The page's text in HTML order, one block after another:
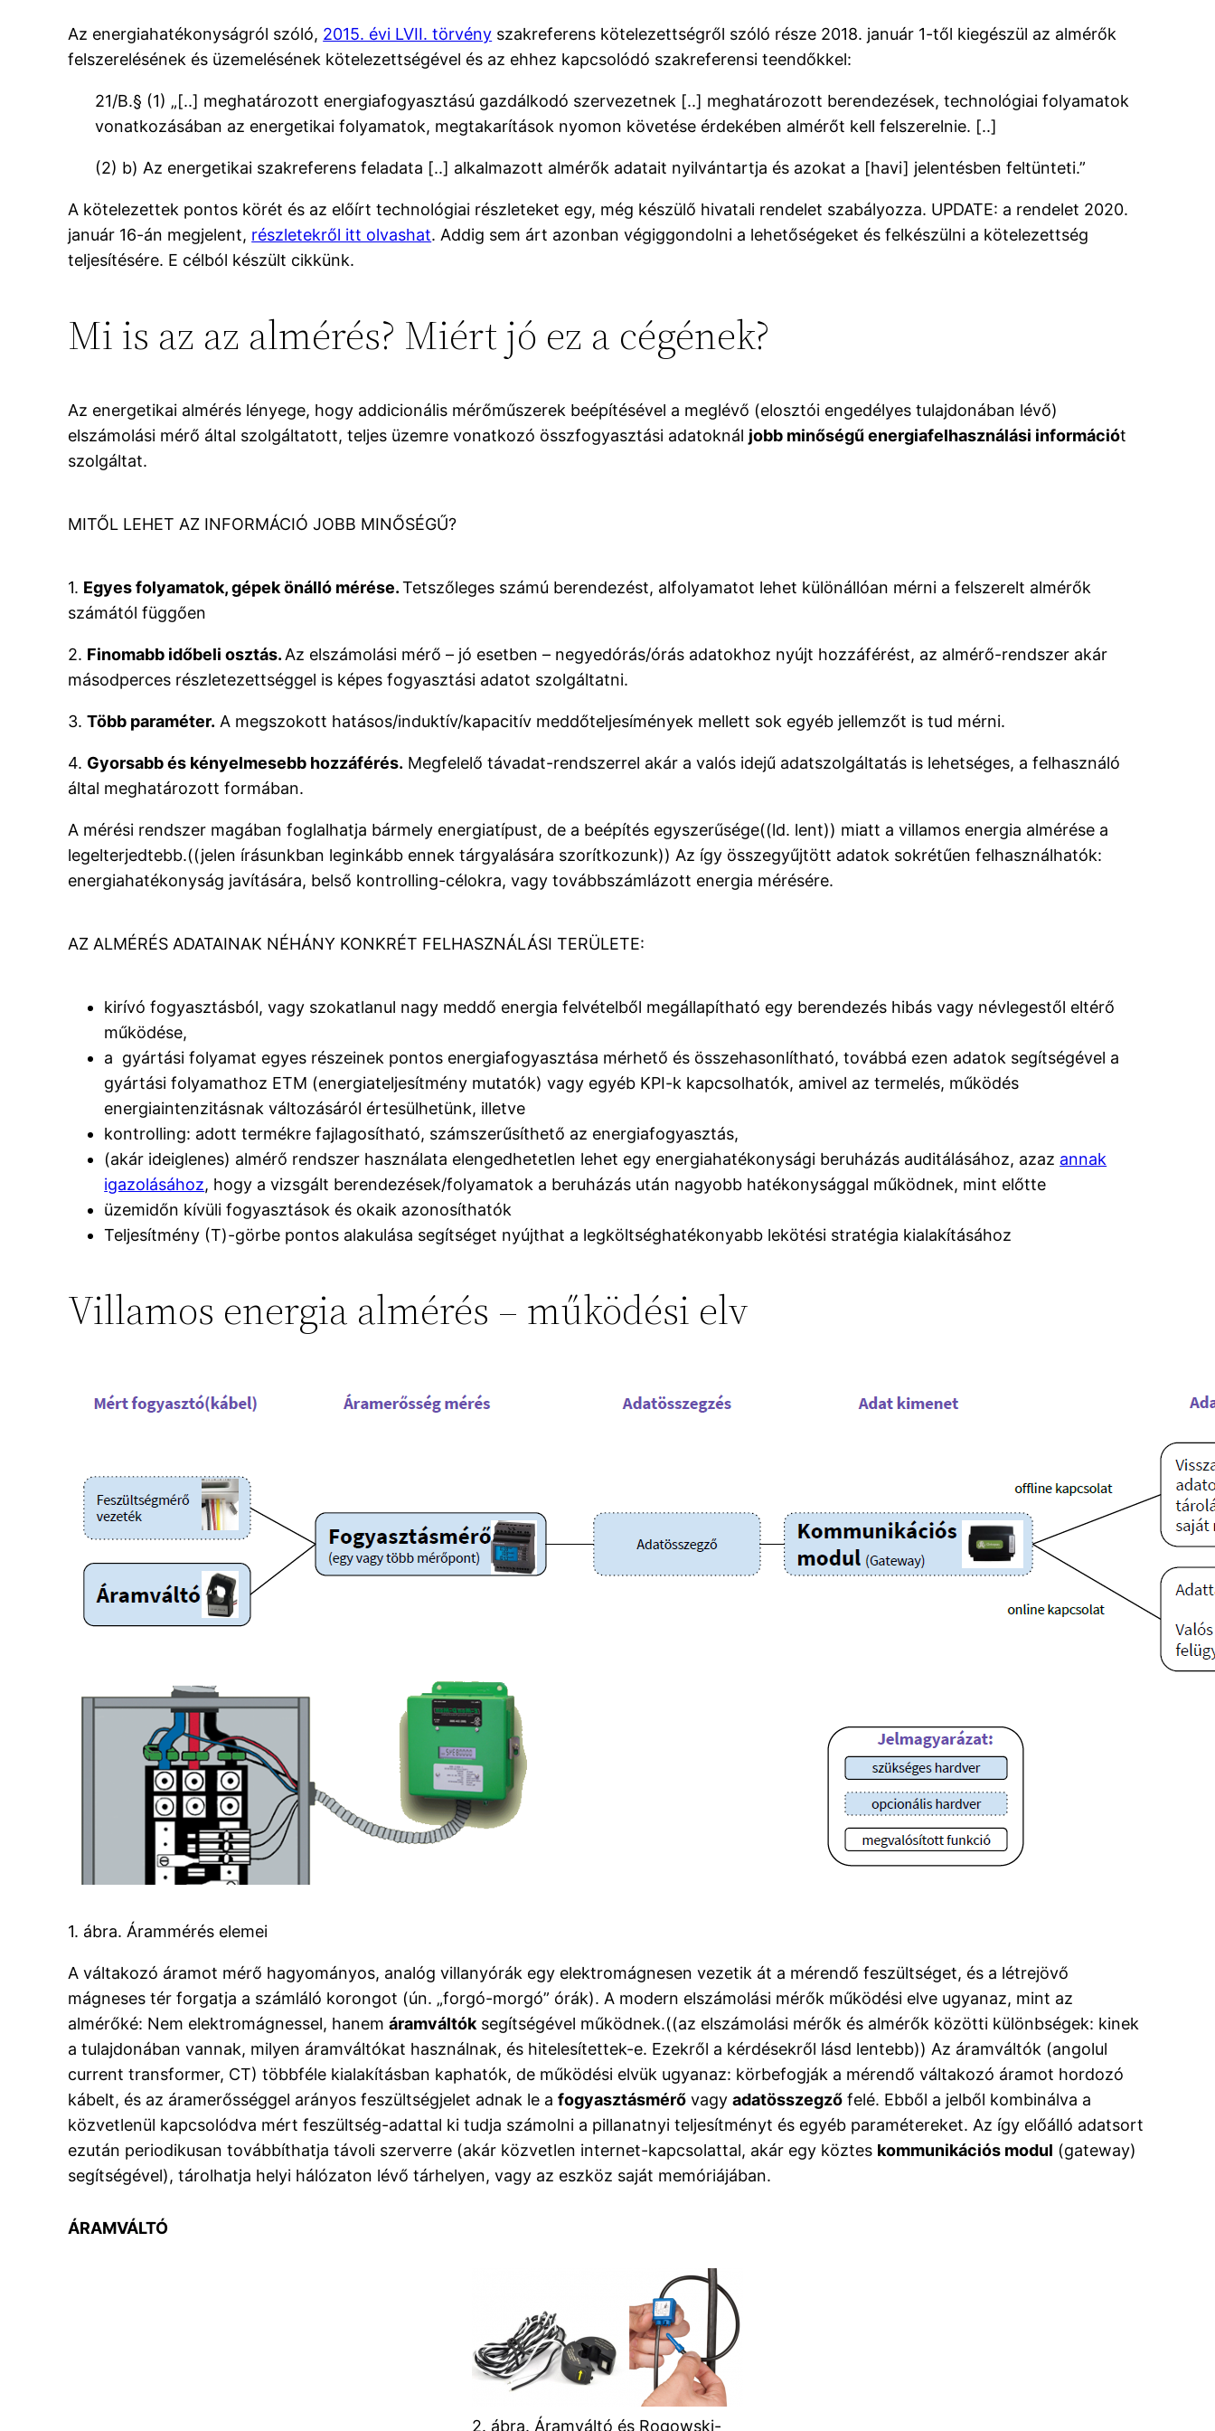
Az energiahatékonyságról szóló, 2015. évi LVII. törvény szakreferens kötelezettségről szóló része 2018. január 1-től kiegészül az almérők
felszerelésének és üzemelésének kötelezettségével és az ehhez kapcsolódó szakreferensi teendőkkel:
21/B.§ (1) „[..] meghatározott energiafogyasztású gazdálkodó szervezetnek [..] meghatározott berendezések, technológiai folyamatok
vonatkozásában az energetikai folyamatok, megtakarítások nyomon követése érdekében almérőt kell felszerelnie. [..]
(2) b) Az energetikai szakreferens feladata [..] alkalmazott almérők adatait nyilvántartja és azokat a [havi] jelentésben feltünteti.”
A kötelezettek pontos körét és az előírt technológiai részleteket egy, még készülő hivatali rendelet szabályozza. UPDATE: a rendelet 2020.
január 16-án megjelent, részletekről itt olvashat. Addig sem árt azonban végiggondolni a lehetőségeket és felkészülni a kötelezettség
teljesítésére. E célból készült cikkünk.
Mi is az az almérés? Miért jó ez a cégének?
Az energetikai almérés lényege, hogy addicionális mérőműszerek beépítésével a meglévő (elosztói engedélyes tulajdonában lévő)
elszámolási mérő által szolgáltatott, teljes üzemre vonatkozó összfogyasztási adatoknál jobb minőségű energiafelhasználási információt
szolgáltat.
MITŐL LEHET AZ INFORMÁCIÓ JOBB MINŐSÉGŰ?
1. Egyes folyamatok, gépek önálló mérése.Tetszőleges számú berendezést, alfolyamatot lehet különállóan mérni a felszerelt almérők
számától függően
2. Finomabb időbeli osztás. Az elszámolási mérő – jó esetben – negyedórás/órás adatokhoz nyújt hozzáférést, az almérő-rendszer akár
másodperces részletezettséggel is képes fogyasztási adatot szolgáltatni.
3.Több paraméter. A megszokott hatásos/induktív/kapacitív meddőteljesímények mellett sok egyéb jellemzőt is tud mérni.
4. Gyorsabb és kényelmesebb hozzáférés. Megfelelő távadat-rendszerrel akár a valós idejű adatszolgáltatás is lehetséges, a felhasználó
által meghatározott formában.
A mérési rendszer magában foglalhatja bármely energiatípust, de a beépítés egyszerűsége((ld. lent)) miatt a villamos energia almérése a
legelterjedtebb.((jelen írásunkban leginkább ennek tárgyalására szorítkozunk)) Az így összegyűjtött adatok sokrétűen felhasználhatók:
energiahatékonyság javítására, belső kontrolling-célokra, vagy továbbszámlázott energia mérésére.
AZ ALMÉRÉS ADATAINAK NÉHÁNY KONKRÉT FELHASZNÁLÁSI TERÜLETE:
kirívó fogyasztásból, vagy szokatlanul nagy meddő energia felvételből megállapítható egy berendezés hibás vagy névlegestől eltérő
működése,
a gyártási folyamat egyes részeinek pontos energiafogyasztása mérhető és összehasonlítható, továbbá ezen adatok segítségével a
gyártási folyamathoz ETM (energiateljesítmény mutatók) vagy egyéb KPI-k kapcsolhatók, amivel az termelés, működés
energiaintenzitásnak változásáról értesülhetünk, illetve
kontrolling: adott termékre fajlagosítható, számszerűsíthető az energiafogyasztás,
(akár ideiglenes) almérő rendszer használata elengedhetetlen lehet egy energiahatékonysági beruházás auditálásához, azaz annak
igazolásához, hogy a vizsgált berendezések/folyamatok a beruházás után nagyobb hatékonysággal működnek, mint előtte
üzemidőn kívüli fogyasztások és okaik azonosíthatók
Teljesítmény (T)-görbe pontos alakulása segítséget nyújthat a legköltséghatékonyabb lekötési stratégia kialakításához
Villamos energia almérés – működési elv
1. ábra. Árammérés elemei
A váltakozó áramot mérő hagyományos, analóg villanyórák egy elektromágnesen vezetik át a mérendő feszültséget, és a létrejövő
mágneses tér forgatja a számláló korongot (ún. „forgó-morgó” órák). A modern elszámolási mérők működési elve ugyanaz, mint az
almérőké: Nem elektromágnessel, hanemáramváltók segítségével működnek.((az elszámolási mérők és almérők közötti különbségek: kinek
a tulajdonában vannak, milyen áramváltókat használnak, és hitelesítettek-e. Ezekről a kérdésekről lásd lentebb)) Az áramváltók (angolul
current transformer, CT) többféle kialakításban kaphatók, de működési elvük ugyanaz: körbefogják a mérendő váltakozó áramot hordozó
kábelt, és az áramerősséggel arányos feszültségjelet adnak le afogyasztásmérő vagyadatösszegző felé. Ebből a jelből kombinálva a
közvetlenül kapcsolódva mért feszültség-adattal ki tudja számolni a pillanatnyi teljesítményt és egyéb paramétereket. Az így előálló adatsort
ezután periodikusan továbbíthatja távoli szerverre (akár közvetlen internet-kapcsolattal, akár egy köztes kommunikációs modul (gateway)
segítségével), tárolhatja helyi hálózaton lévő tárhelyen, vagy az eszköz saját memóriájában.
ÁRAMVÁLTÓ
2. ábra. Áramváltó és Rogowski-